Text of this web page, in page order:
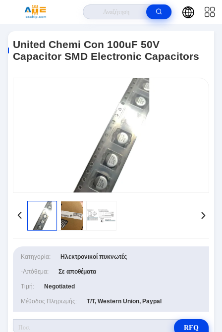
50V Capacitor SMD Electronic Capacitors
United Chemi Con 100uF 50V
Capacitor SMD Electronic Capacitors
Κατηγορία: Ηλεκτρονικοί πυκνωτές
-απόθεμα: Σε αποθέματα
Τιμή: Negotiated
Μέθοδος Πληρωμής: T/T, Western Union, Paypal
RFQ